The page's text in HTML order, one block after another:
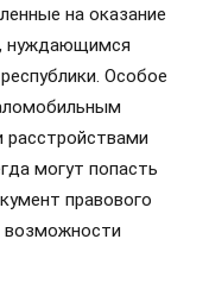
на оказание
нуждающимся
Особое
могут попасть
правового
возможности